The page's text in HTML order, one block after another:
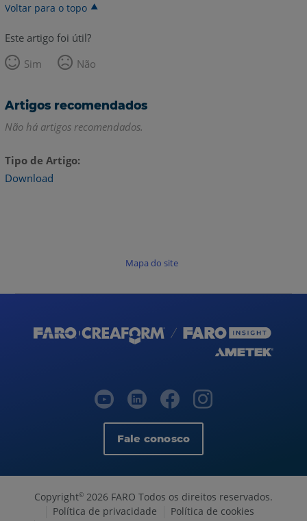
Voltar para o topo
Este artigo foi útil?
Sim
Não
Artigos recomendados
Não há artigos recomendados.
Tipo de Artigo
Download
Mapa do site
Fale conosco
Copyright© 2026 FARO Todos os direitos reservados.
Política de privacidade
Política de cookies